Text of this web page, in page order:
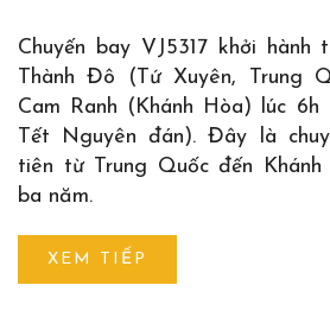
Chuyến bay VJ5317 khởi
Thành Đô (Tứ Xuyên, Trung
Cam Ranh (Khánh Hòa) lúc
Tết Nguyên đán). Đây là
tiên từ Trung Quốc đến
ba năm.
XEM TIẾP